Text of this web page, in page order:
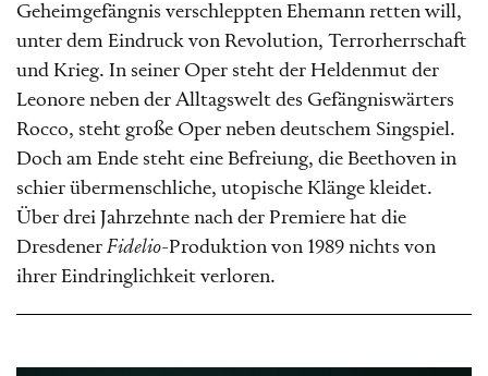
Geheimgefängnis verschleppten Ehemann retten will,
unter dem Eindruck von Revolution, Terrorherrschaft
und Krieg. In seiner Oper steht der Heldenmut der
Leonore neben der Alltagswelt des Gefängniswärters
Rocco, steht große Oper neben deutschem Singspiel.
Doch am Ende steht eine Befreiung, die Beethoven in
schier übermenschliche, utopische Klänge kleidet.
Über drei Jahrzehnte nach der Premiere hat die
Dresdener Fidelio-Produktion von 1989 nichts von
ihrer Eindringlichkeit verloren.